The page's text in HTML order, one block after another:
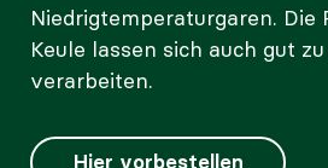
Niedrigtemperaturgaren. Die
Keule lassen sich auch gut
verarbeiten.
Hier vorbestellen